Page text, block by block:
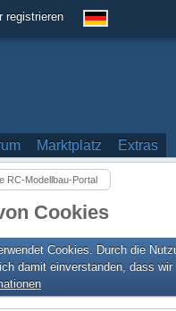
registrieren
Marktplatz Extras
RC-Modellbau-Portal
Cookies
Cookies. Durch die
damit einverstanden, dass